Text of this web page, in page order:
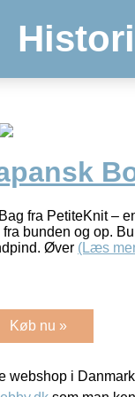
fra PetiteKnit –
bunden og op.
Øver (Læs
Køb nu »
webshop i